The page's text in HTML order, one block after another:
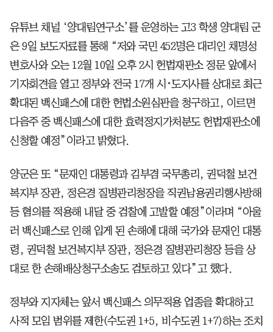
유튜브 채널 ‘양대림연구소’를 운영하는 고3 학생 양대림 군
은 9일 보도자료를 통해 “저와 국민 452명은 대리인 채명성
변호사와 오는 12월 10일 오후 2시 헌법재판소 정문 앞에서
기자회견을 열고 정부와 전국 17개 시･도지사를 상대로 최근
확대된 백신패스에 대한 헌법소원심판을 청구하고, 이르면
다음주 중 백신패스에 대한 효력정지가처분도 헌법재판소에
신청할 예정”이라고 밝혔다.
양군은 또 “문재인 대통령과 김부겸 국무총리, 권덕철 보건
복지부 장관, 정은경 질병관리청장을 직권남용권리행사방해
등 혐의를 적용해 내달 중 검찰에 고발할 예정”이라며 “아울
러 백신패스로 인해 입게 된 손해에 대해 국가와 문재인 대통
령, 권덕철 보건복지부 장관, 정은경 질병관리청장 등을 상
대로 한 손해배상청구소송도 검토하고 있다”고 했다.
정부와 지자체는 앞서 백신패스 의무적용 업종을 확대하고
사적 모임 범위를 제한(수도권 1+5, 비수도권 1+7)하는 조치